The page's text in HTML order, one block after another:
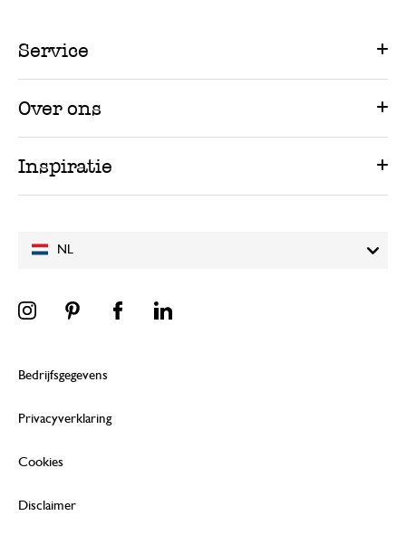
NL
Service
Over ons
Inspiratie
Bedrijfsgegevens
Privacyverklaring
Cookies
Disclaimer